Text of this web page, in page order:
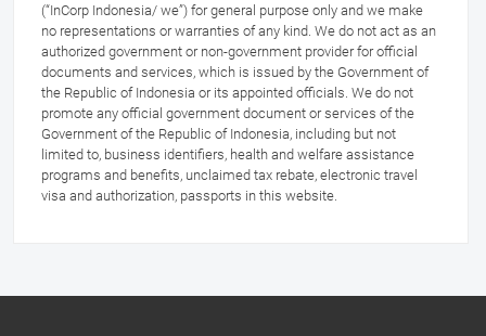
(“InCorp Indonesia/ we”) for general purpose only and we make
no representations or warranties of any kind. We do not act as an
authorized government or non-government provider for official
documents and services, which is issued by the Government of
the Republic of Indonesia or its appointed officials. We do not
promote any official government document or services of the
Government of the Republic of Indonesia, including but not
limited to, business identifiers, health and welfare assistance
programs and benefits, unclaimed tax rebate, electronic travel
visa and authorization, passports in this website.